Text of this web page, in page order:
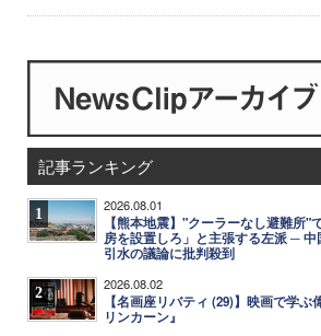
記事ランキング
1 2026.08.01
【熊本地震】"クーラーなし避難所"
房を設置しろ」と主張する左派 ─
引水の議論に批判殺到
2 2026.08.02
【名画座リバティ (29)】映画で学
リンカーン』